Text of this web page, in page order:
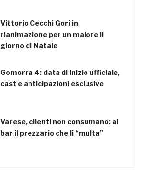
Vittorio Cecchi Gori in
rianimazione per un malore il
giorno di Natale
Gomorra 4: data di inizio ufficiale,
cast e anticipazioni esclusive
Varese, clienti non consumano: al
bar il prezzario che li “multa”